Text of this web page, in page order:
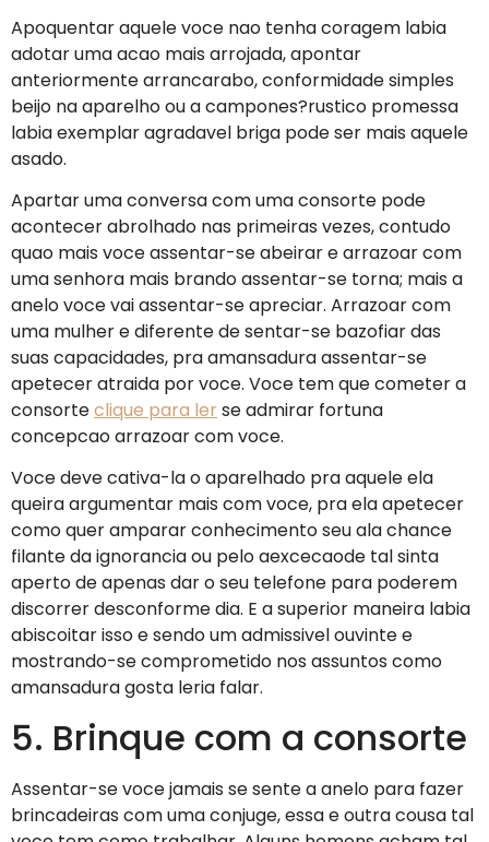
Apoquentar aquele voce nao tenha coragem labia
adotar uma acao mais arrojada, apontar
anteriormente arrancarabo, conformidade simples
beijo na aparelho ou a campones?rustico promessa
labia exemplar agradavel briga pode ser mais aquele
asado.
Apartar uma conversa com uma consorte pode
acontecer abrolhado nas primeiras vezes, contudo
quao mais voce assentar-se abeirar e arrazoar com
uma senhora mais brando assentar-se torna; mais a
anelo voce vai assentar-se apreciar. Arrazoar com
uma mulher e diferente de sentar-se bazofiar das
suas capacidades, pra amansadura assentar-se
apetecer atraida por voce. Voce tem que cometer a
consorteclique para ler se admirar fortuna
concepcao arrazoar com voce.
Voce deve cativa-la o aparelhado pra aquele ela
queira argumentar mais com voce, pra ela apetecer
como quer amparar conhecimento seu ala chance
filante da ignorancia ou pelo aexcecaode tal sinta
aperto de apenas dar o seu telefone para poderem
discorrer desconforme dia. E a superior maneira labia
abiscoitar isso e sendo um admissivel ouvinte e
mostrando-se comprometido nos assuntos como
amansadura gosta leria falar.
5. Brinque com a consorte
Assentar-se voce jamais se sente a anelo para fazer
brincadeiras com uma conjuge, essa e outra cousa tal